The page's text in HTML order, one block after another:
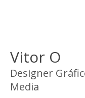
Vitor O
Designer
Media